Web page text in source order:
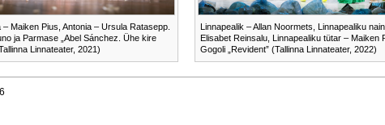
– Maiken Pius, Antonia – Ursula Ratasepp.
ja Parmase „Abel Sánchez. Ühe kire
Linnateater, 2021)
Linnapealik – Allan Noormets, Linnapealiku
Elisabet Reinsalu, Linnapealiku tütar – Maiken
Gogoli „Revident” (Tallinna Linnateater, 2022)